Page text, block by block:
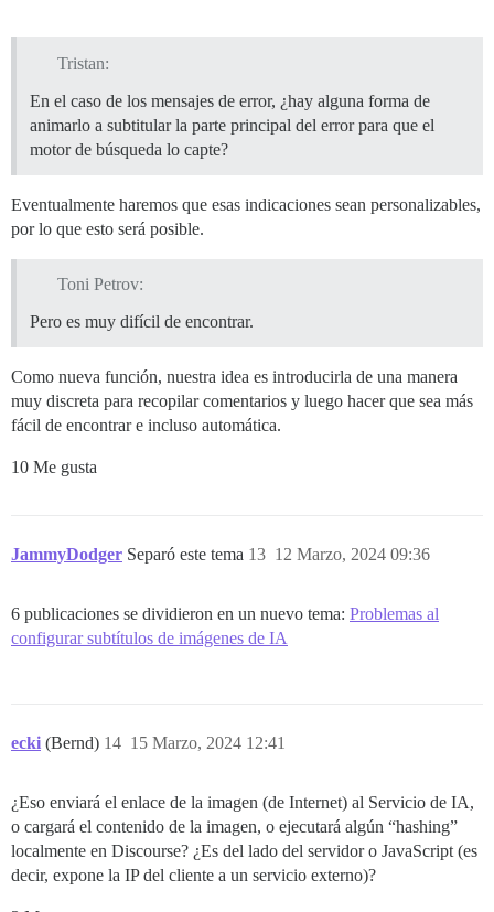
Tristan:
En el caso de los mensajes de error, ¿hay alguna forma de
animarlo a subtitular la parte principal del error para que el
motor de búsqueda lo capte?
Eventualmente haremos que esas indicaciones sean personalizables,
por lo que esto será posible.
Toni Petrov:
Pero es muy difícil de encontrar.
Como nueva función, nuestra idea es introducirla de una manera
muy discreta para recopilar comentarios y luego hacer que sea más
fácil de encontrar e incluso automática.
10 Me gusta
JammyDodger Separó este tema 12 Marzo, 2024 09:36
13
6 publicaciones se dividieron en un nuevo tema: Problemas al
configurar subtítulos de imágenes de IA
ecki (Bernd) 15 Marzo, 2024 12:41
14
¿Eso enviará el enlace de la imagen (de Internet) al Servicio de IA,
o cargará el contenido de la imagen, o ejecutará algún “hashing”
localmente en Discourse? ¿Es del lado del servidor o JavaScript (es
decir, expone la IP del cliente a un servicio externo)?